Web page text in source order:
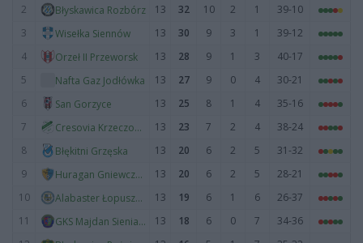
2
Błyskawica Rozbórz 13 32 10 2 1
39-10
3
Wisełka Siennów 13 30 9 3 1
39-12
4
Orzeł II Przeworsk 13 28 9 1 3
40-17
5
Nafta Gaz Jodłówka 13 27 9 0 4
30-21
6
San Gorzyce 13 25 8 1 4
35-16
7
Cresovia Krzeczowice 13 23 7 2 4
38-24
8
Błękitni Grzęska 13 20 6 2 5
31-32
9
Huragan Gniewczyna 13 20 6 2 5
28-21
10
Alabaster Łopuszka Wielka 13 19 6 1 6
26-37
11
GKS Majdan Sieniawski 13 18 6 0 7
34-36